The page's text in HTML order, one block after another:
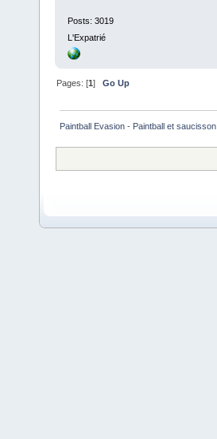
Posts: 3019
L'Expatrié
Pages: [1]Go Up
Paintball Evasion - Paintball et saucisson